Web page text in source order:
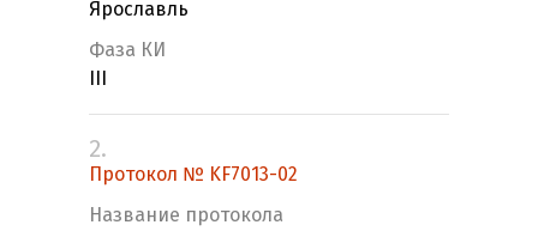
Ярославль
Фаза КИ
2.
Протокол № KF7013-02
Название протокола